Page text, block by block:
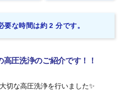
要な時間は約 2 分です。
圧洗浄のご紹介です！！
切な高圧洗浄を行いました✨